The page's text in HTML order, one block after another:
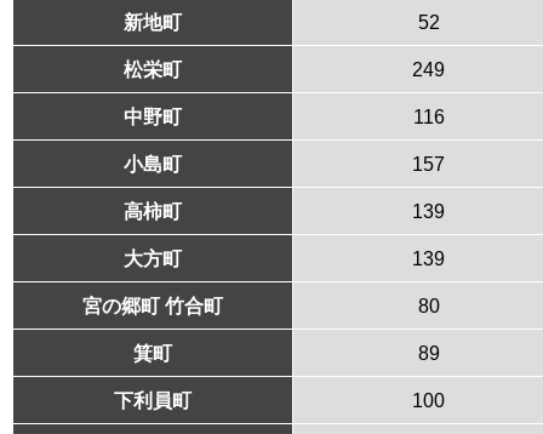
新地町 52
松栄町 249
中野町 116
小島町 157
高柿町 139
大方町 139
宮の郷町 竹合町 80
箕町 89
下利員町 100